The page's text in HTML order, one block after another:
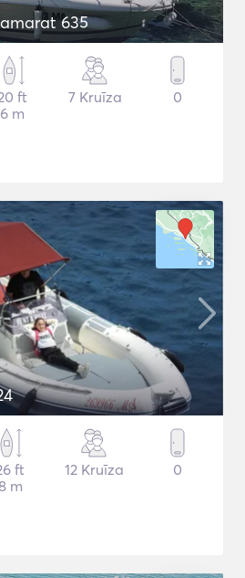
635
ft
6 m
7 Kruīza 0
ft
8 m
12 Kruīza 0